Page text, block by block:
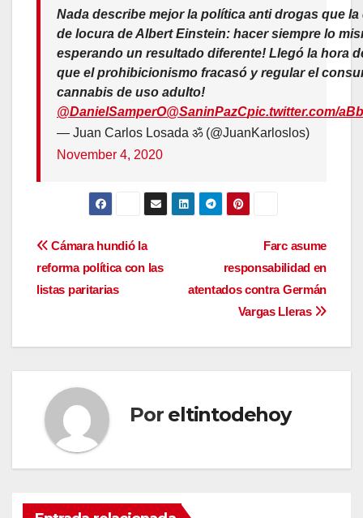
Nada describe mejor la política anti drogas que
de locura de Albert Einstein: hacer siempre lo
esperando un resultado diferente! Llegó la hora
que el prohibicionismo fracasó y regular el
cannabis de uso adulto!
@DanielSamperO@SaninPazCpic.twitter.com/
— Juan Carlos Losada ॐ (@JuanKarloslos)
November 4, 2020
Navegación
de
Farc asume
responsabilidad en
atentados contra Germán
Vargas Lleras
Cámara hundió la
reforma política con las
listas paritarias
Por eltintodehoy